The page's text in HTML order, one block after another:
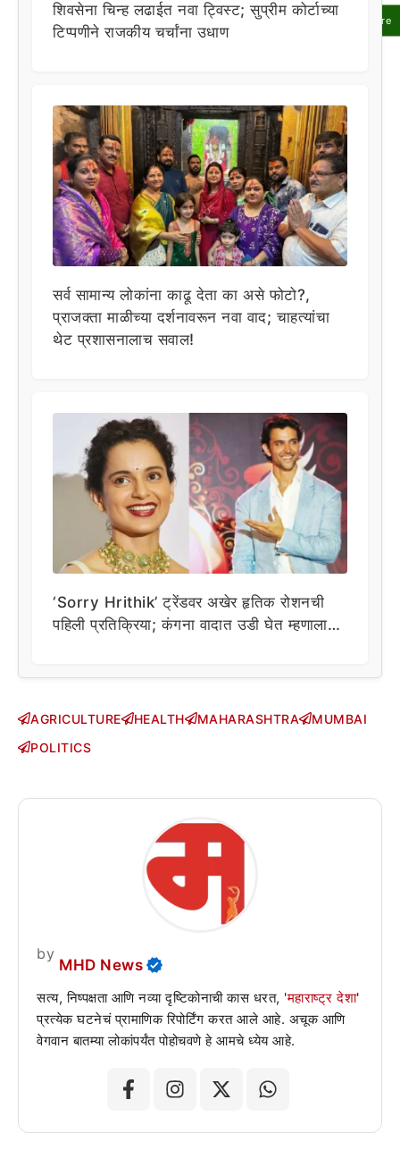
Share
शिवसेना चिन्ह लढाईत नवा ट्विस्ट; सुप्रीम कोर्टाच्या
टिप्पणीने राजकीय चर्चांना उधाण
सर्व सामान्य लोकांना काढू देता का असे फोटो?,
प्राजक्ता माळीच्या दर्शनावरून नवा वाद; चाहत्यांचा
थेट प्रशासनालाच सवाल!
‘Sorry Hrithik’ ट्रेंडवर अखेर हृतिक रोशनची
पहिली प्रतिक्रिया; कंगना वादात उडी घेत म्हणाला…
AGRICULTURE HEALTH MAHARASHTRA
MUMBAI
POLITICS
by
MHD News
सत्य, निष्पक्षता आणि नव्या दृष्टिकोनाची कास धरत, 'महाराष्ट्र देशा'
प्रत्येक घटनेचं प्रामाणिक रिपोर्टिंग करत आले आहे. अचूक आणि
वेगवान बातम्या लोकांपर्यंत पोहोचवणे हे आमचे ध्येय आहे.